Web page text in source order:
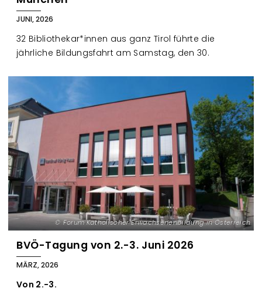
JUNI, 2026
32 Bibliothekar*innen aus ganz Tirol führte die
jährliche Bildungsfahrt am Samstag, den 30.
Forum Katholischer Erwachsenenbildung in Österreich
BVÖ-Tagung von 2.-3. Juni 2026
MÄRZ, 2026
Von 2.-3.